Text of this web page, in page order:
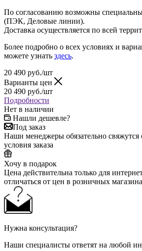
По согласованию возможны
(ПЭК, Деловые линии).
Доставка осуществляется по всей
Более подробно о всех условиях и
можете узнать здесь.
20 490 руб./шт
Варианты цен
20 490 руб./шт
Подробности
Нет в наличии
Нашли дешевле?
Под заказ
Наши менеджеры обязательно свяжутся
условия заказа
Хочу в подарок
Цена действительна только для
отличаться от цен в розничных
Нужна консультация?
Наши специалисты ответят на любой